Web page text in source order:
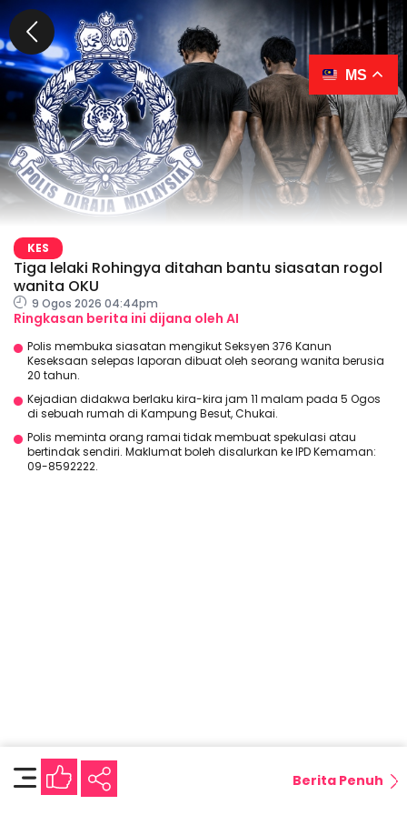
KES
Tiga lelaki Rohingya ditahan bantu siasatan rogol
wanita OKU
9 Ogos 2026 04:44pm
Ringkasan berita ini dijana oleh AI
Polis membuka siasatan mengikut Seksyen 376 Kanun
Keseksaan selepas laporan dibuat oleh seorang wanita berusia
20 tahun.
Kejadian didakwa berlaku kira-kira jam 11 malam pada 5 Ogos
di sebuah rumah di Kampung Besut, Chukai.
Polis meminta orang ramai tidak membuat spekulasi atau
bertindak sendiri. Maklumat boleh disalurkan ke IPD Kemaman:
09-8592222.
Berita Penuh
MS